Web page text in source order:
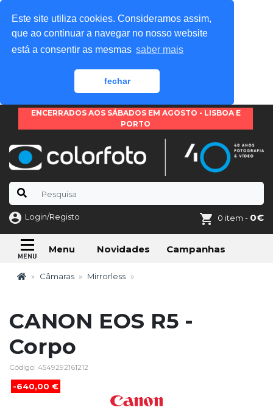
Este site utiliza cookies. Consideramos assim,
que ao continuar a navegar no nosso website
está a consentir as mesmas saber mais
fechar
ENCERRADOS AOS SÁBADOS EM AGOSTO - LISBOA E
PORTO
Login/Registo 0 item - 0€
Menu Novidades Campanhas
Câmaras Mirrorless
CANON EOS R5 -
Corpo
Código: 4549292161212
-640,00 €